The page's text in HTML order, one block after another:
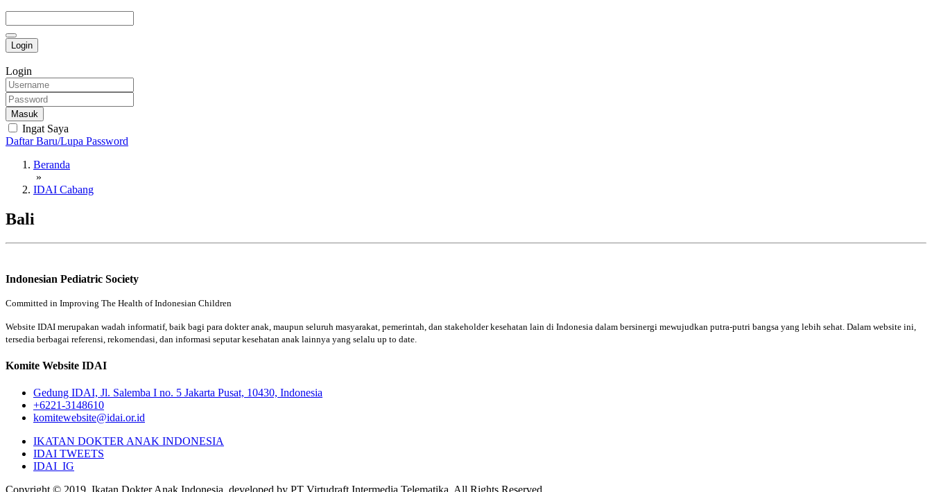
Login
Login
Masuk
Ingat Saya
Daftar Baru/Lupa Password
Beranda
»
IDAI Cabang
Bali
Indonesian Pediatric Society
Committed in Improving The Health of Indonesian Children
Website IDAI merupakan wadah informatif, baik bagi para dokter anak, maupun seluruh masyarakat, pemerintah, dan stakeholder kesehatan lain di Indonesia dalam bersinergi mewujudkan putra-putri bangsa yang lebih sehat. Dalam website ini,
tersedia berbagai referensi, rekomendasi, dan informasi seputar kesehatan anak lainnya yang selalu up to date.
Komite Website IDAI
Gedung IDAI, Jl. Salemba I no. 5 Jakarta Pusat, 10430, Indonesia
+6221-3148610
komitewebsite@idai.or.id
IKATAN DOKTER ANAK INDONESIA
IDAI TWEETS
IDAI_IG